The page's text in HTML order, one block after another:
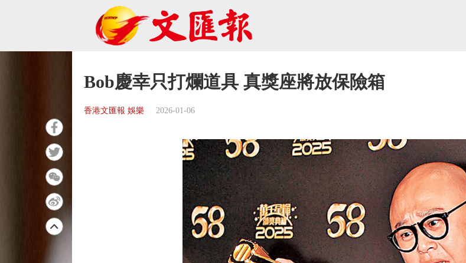
Bob慶幸只打爛道具 真獎座將放保險箱
香港文匯報 娛樂 2026-01-06